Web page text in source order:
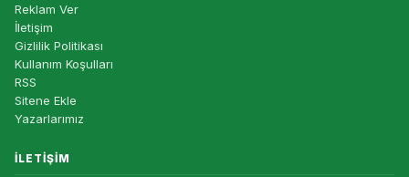
Reklam Ver
İletişim
Gizlilik Politikası
Kullanım Koşulları
RSS
Sitene Ekle
Yazarlarımız
İLETIŞIM